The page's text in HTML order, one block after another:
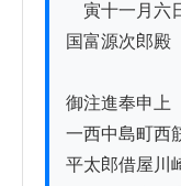
寅十一月六
国富源次郎殿
御注進奉申上
一西中島町西
平太郎借屋川